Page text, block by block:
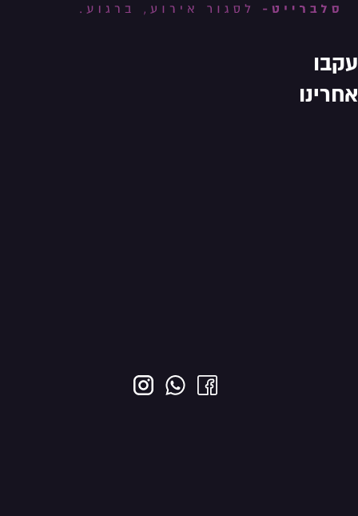
עקבו
אחרינו